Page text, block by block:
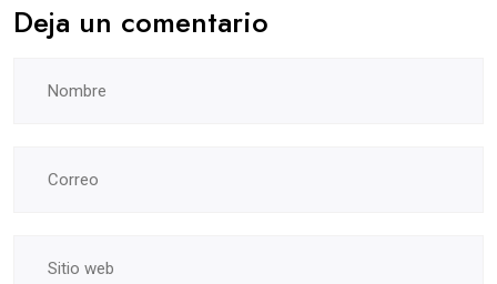
Deja un comentario